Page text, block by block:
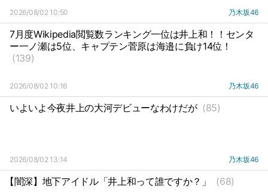
2026/08/02 10:50 乃木坂46
7月度Wikipedia閲覧数ランキング一位は井上和！！センタ
ー一ノ瀬は5位、キャプテン菅原は海邉に負け14位！
(139)
2026/08/02 10:16 乃木坂46
いよいよ今夜井上の大河デビューなわけだが (85)
2026/08/02 13:14 乃木坂46
【闇深】地下アイドル「井上和って誰ですか？」 (68)